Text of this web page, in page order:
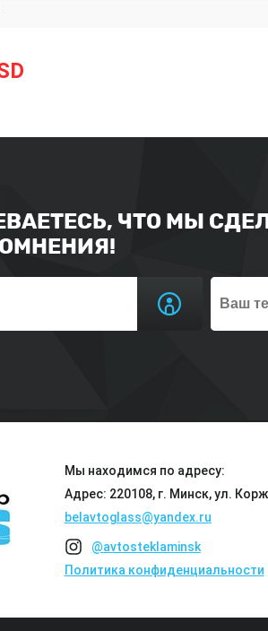
ЧТО МЫ
Мы находимся по адресу:
Адрес: 220108, г. Минск, ул.
belavtoglass@yandex.ru
@avtosteklaminsk
Политика конфиденциальности